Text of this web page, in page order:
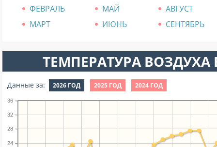
ФЕВРАЛЬ
МАЙ
АВГУСТ
МАРТ
ИЮНЬ СЕНТЯБРЬ
ТЕМПЕРАТУРА ВОЗДУХА
Данные за: 2026 ГОД 2025 ГОД 2024 ГОД
24
28
32
36